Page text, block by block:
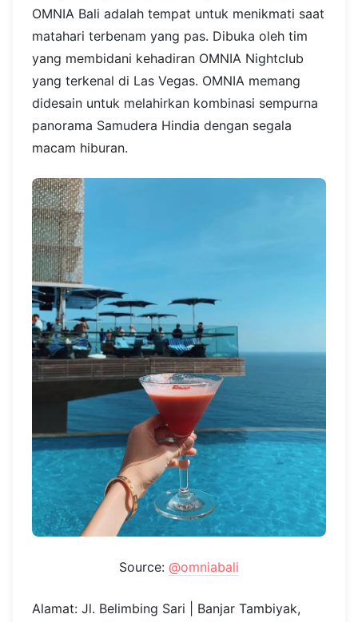
OMNIA Bali adalah tempat untuk menikmati saat
matahari terbenam yang pas. Dibuka oleh tim
yang membidani kehadiran OMNIA Nightclub
yang terkenal di Las Vegas. OMNIA memang
didesain untuk melahirkan kombinasi sempurna
panorama Samudera Hindia dengan segala
macam hiburan.
Source: @omniabali
Alamat: Jl. Belimbing Sari | Banjar Tambiyak,